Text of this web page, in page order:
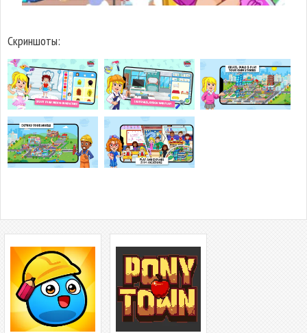
Скриншоты: